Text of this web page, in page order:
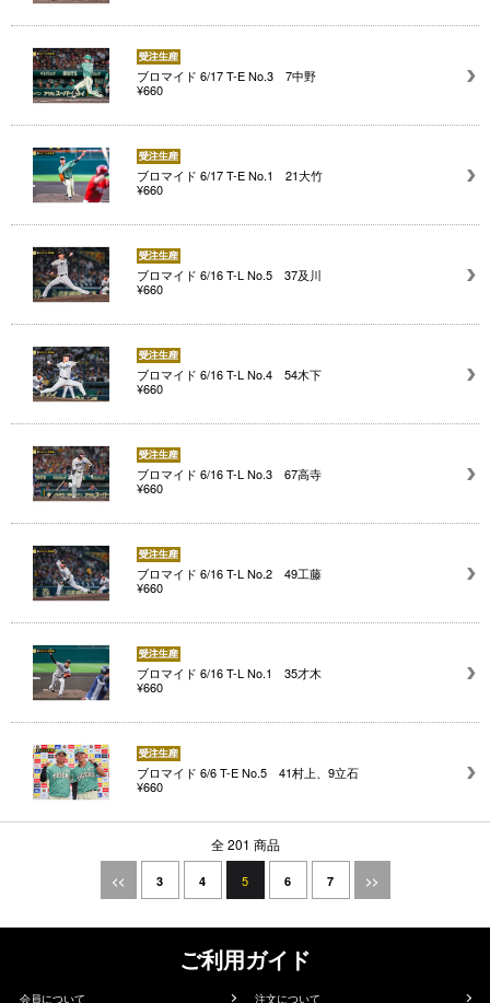
ブロマイド 6/17 T-E No.3 7中野
¥660
ブロマイド 6/17 T-E No.1 21大竹
¥660
ブロマイド 6/16 T-L No.5 37及川
¥660
ブロマイド 6/16 T-L No.4 54木下
¥660
ブロマイド 6/16 T-L No.3 67高寺
¥660
ブロマイド 6/16 T-L No.2 49工藤
¥660
ブロマイド 6/16 T-L No.1 35才木
¥660
ブロマイド 6/6 T-E No.5 41村上、9立石
¥660
全 201 商品
<< 3 4 5 6 7 >>
ご利用ガイド
会員について 注文について